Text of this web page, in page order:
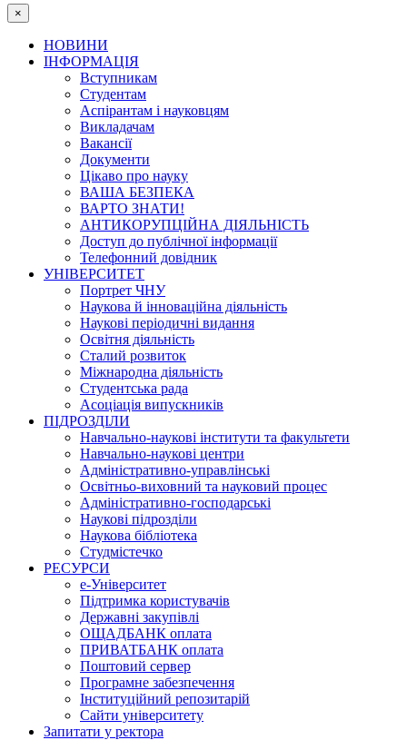
×
НОВИНИ
ІНФОРМАЦІЯ
Вступникам
Студентам
Аспірантам і науковцям
Викладачам
Вакансії
Документи
Цікаво про науку
ВАША БЕЗПЕКА
ВАРТО ЗНАТИ!
АНТИКОРУПЦІЙНА ДІЯЛЬНІСТЬ
Доступ до публічної інформації
Телефонний довідник
УНІВЕРСИТЕТ
Портрет ЧНУ
Наукова й інноваційна діяльність
Наукові періодичні видання
Освітня діяльність
Сталий розвиток
Міжнародна діяльність
Студентська рада
Асоціація випускників
ПІДРОЗДІЛИ
Навчально-наукові інститути та факультети
Навчально-наукові центри
Адміністративно-управлінські
Освітньо-виховний та науковий процес
Адміністративно-господарські
Наукові підрозділи
Наукова бібліотека
Студмістечко
РЕСУРСИ
е-Університет
Підтримка користувачів
Державні закупівлі
ОЩАДБАНК оплата
ПРИВАТБАНК оплата
Поштовий сервер
Програмне забезпечення
Інституційний репозитарій
Сайти університету
Запитати у ректора